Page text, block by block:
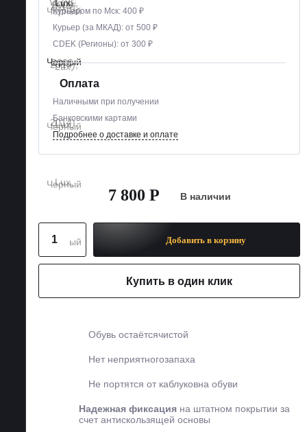
Курьером по Мск: 400 ₽
Курьер (за МКАД): от 500 ₽
CDEK (Регионы): от 300 ₽
Оплата
Наличными при получении
Банковскими картами
Подробнее о доставке и оплате
7 800 Р В наличии
Добавить в корзину
Купить в один клик
Обувь остаётсячистой
Нет неприятногозапаха
Не портятся от каблуковна обуви
Надежная фиксация на штатном покрытии за
счетантискользящей основы